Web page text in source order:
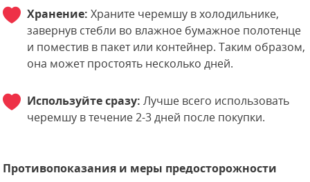
Хранение: Храните черемшу в холодильнике,
завернув стебли во влажное бумажное полотенце
и поместив в пакет или контейнер. Таким образом,
она может простоять несколько дней.
Используйте сразу: Лучше всего использовать
черемшу в течение 2-3 дней после покупки.
Противопоказания и меры предосторожности